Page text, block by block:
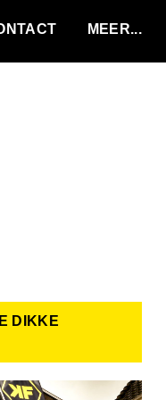
DIKKE